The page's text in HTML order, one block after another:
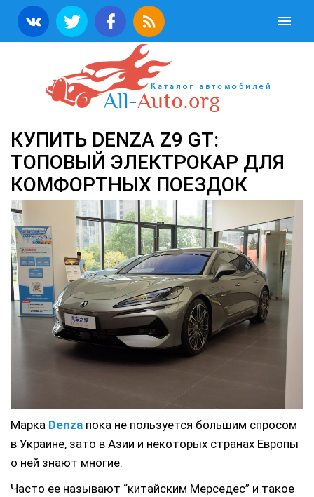
КУПИТЬ DENZA Z9 GT:
ТОПОВЫЙ ЭЛЕКТРОКАР ДЛЯ
КОМФОРТНЫХ ПОЕЗДОК
Марка Denza пока не пользуется большим спросом
в Украине, зато в Азии и некоторых странах Европы
о ней знают многие.
Часто ее называют “китайским Мерседес” и такое